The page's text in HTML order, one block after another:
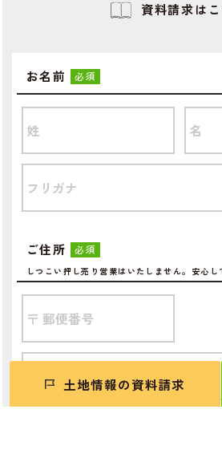
資料請求はこ
お名前 必須
ご住所 必須
しつこい押し売り営業はいたしません。安心し
土地情報の資料請求